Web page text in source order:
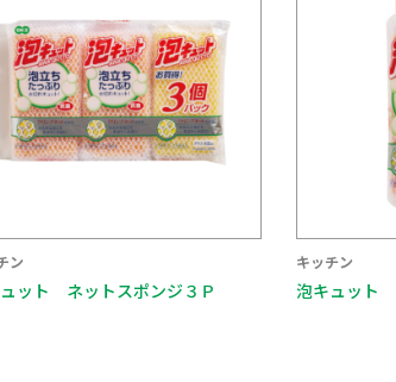
ン
ット ネットスポンジ３Ｐ
キッチン
泡キュット